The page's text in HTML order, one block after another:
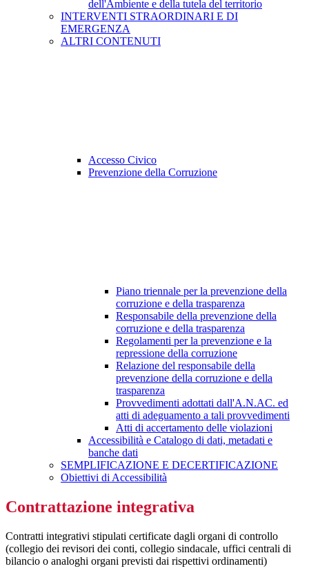
dell'Ambiente e della tutela del territorio
INTERVENTI STRAORDINARI E DI
EMERGENZA
ALTRI CONTENUTI
Accesso Civico
Prevenzione della Corruzione
Piano triennale per la prevenzione della
corruzione e della trasparenza
Responsabile della prevenzione della
corruzione e della trasparenza
Regolamenti per la prevenzione e la
repressione della corruzione
Relazione del responsabile della
prevenzione della corruzione e della
trasparenza
Provvedimenti adottati dall'A.N.AC. ed
atti di adeguamento a tali provvedimenti
Atti di accertamento delle violazioni
Accessibilità e Catalogo di dati, metadati e
banche dati
SEMPLIFICAZIONE E DECERTIFICAZIONE
Obiettivi di Accessibilità
Contrattazione integrativa
Contratti integrativi stipulati certificate dagli organi di controllo
(collegio dei revisori dei conti, collegio sindacale, uffici centrali di
bilancio o analoghi organi previsti dai rispettivi ordinamenti)